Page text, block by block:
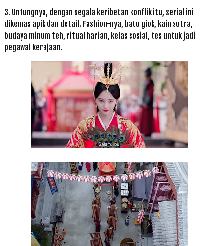
3. Untungnya, dengan segala keribetan konflik itu, serial ini
dikemas apik dan detail. Fashion-nya, batu giok, kain sutra,
budaya minum teh, ritual harian, kelas sosial, tes untuk jadi
pegawai kerajaan.